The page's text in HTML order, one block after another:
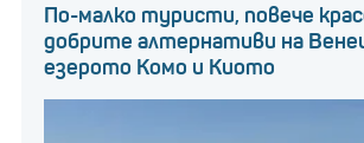
По-малко туристи, повече
добрите алтернативи на
езерото Комо и Киото